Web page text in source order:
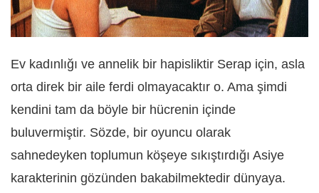
Ev kadınlığı ve annelik bir hapisliktir Serap için, asla
orta direk bir aile ferdi olmayacaktır o. Ama şimdi
kendini tam da böyle bir hücrenin içinde
buluvermiştir. Sözde, bir oyuncu olarak
sahnedeyken toplumun köşeye sıkıştırdığı Asiye
karakterinin gözünden bakabilmektedir dünyaya.